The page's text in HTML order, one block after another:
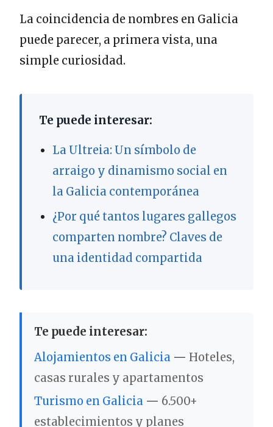
La coincidencia de nombres en Galicia
puede parecer, a primera vista, una
simple curiosidad.
Te puede interesar:
La Ultreia: Un símbolo de
arraigo y dinamismo social en
la Galicia contemporánea
¿Por qué tantos lugares gallegos
comparten nombre? Claves de
una identidad compartida
Te puede interesar:
Alojamientos en Galicia — Hoteles,
casas rurales y apartamentos
Turismo en Galicia — 6.500+
establecimientos y planes